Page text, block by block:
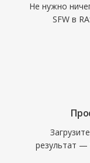
Не нужно
SFW в
результат —